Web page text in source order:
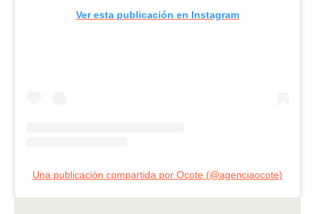
Ver esta publicación en Instagram
Una publicación compartida por Ocote (@agenciaocote)